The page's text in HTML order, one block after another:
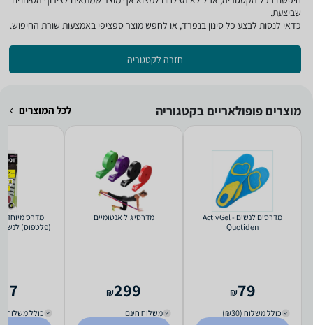
שביצעת.
כדאי לנסות לבצע כל סינון בנפרד, או לחפש מוצר ספציפי באמצעות שורת החיפוש.
חזרה לקטגוריה
מוצרים פופולאריים בקטגוריה לכל המוצרים
מדרסים לנשים - ActivGel
Quotiden
79
₪
כולל משלוח (₪30)
מדרסי ג'ל אנטומיים
299
₪
משלוח חינם
מדרס מיוחד
(פלטפוס) לנשים
87
כולל משלוח (₪13)